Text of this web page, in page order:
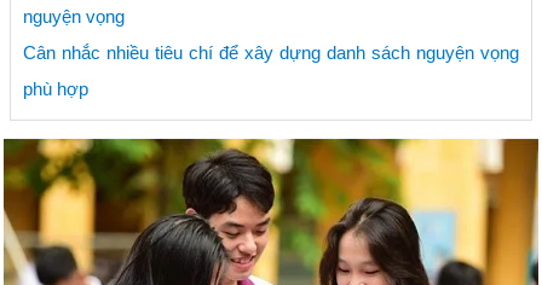
nguyện vọng
Cân nhắc nhiều tiêu chí để xây dựng danh sách nguyện vọng
phù hợp